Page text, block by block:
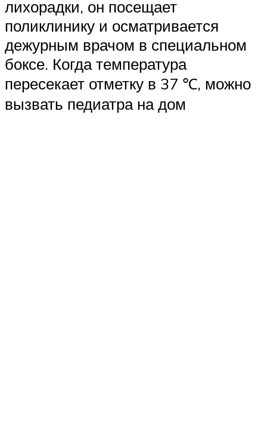
лихорадки, он посещает
поликлинику и осматривается
дежурным врачом в специальном
боксе. Когда температура
пересекает отметку в 37 ℃, можно
вызвать педиатра на дом